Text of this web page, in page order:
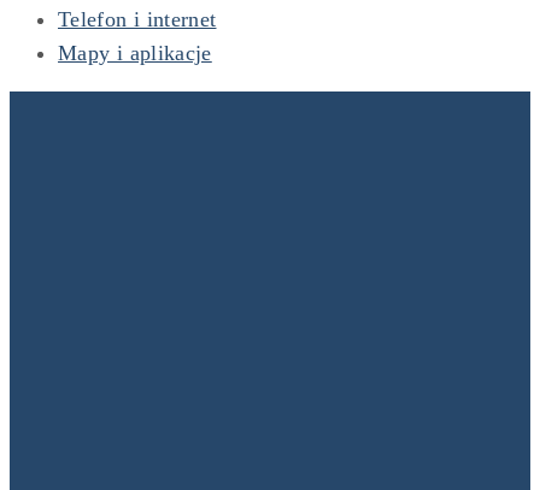
Telefon i internet
Mapy i aplikacje